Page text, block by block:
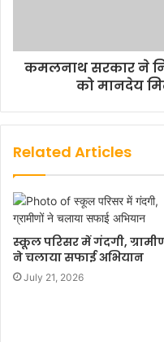
कमलनाथ सरकार ने
को मानदेय
Related Articles
स्कूल परिसर में गंदगी,
ने चलाया सफाई अभियान
July 21, 2026